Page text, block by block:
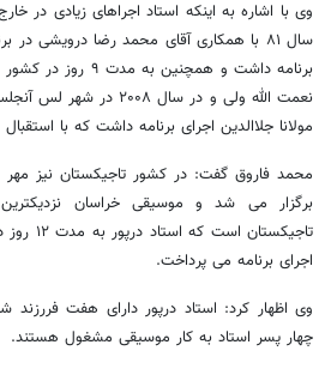
وی با اشاره به اینکه استاد اجراهای زیادی در
سال ۸۱ با همکاری آقای محمد رضا درویشی
برنامه داشت و
نعمت الله ولی و در سال
مولانا جلاالدین اجرای برنامه داشت که با
محمد فاروق گفت: در کشور تاجیکستان نیز
برگزار می شد و موسیقی خراسان
اجرای برنامه می پرداخت.
چهار پسر استاد به کار موسیقی مشغول هستند.